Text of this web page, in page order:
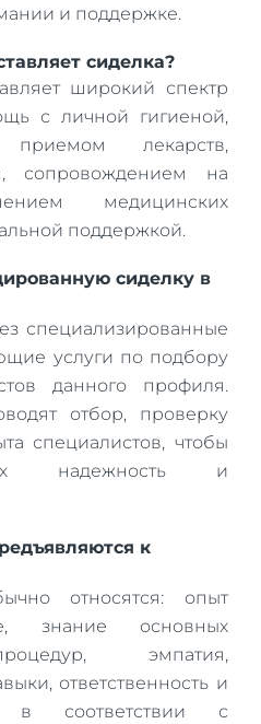
и поддержке.
сиделка?
широкий спектр
с личной гигиеной,
лекарств,
сопровождением на
медицинских
поддержкой.
сиделку в
специализированные
услуги по подбору
данного профиля.
отбор, проверку
специалистов, чтобы
их надежность и
к
относятся: опыт
знание основных
эмпатия,
ответственность и
в соответствии с